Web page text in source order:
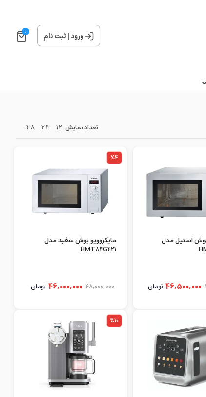
ورود|ثبت نام 0
تعداد نمایش 12
24
48
بوش استیل مدل
46,500,000 تومان
%4
مایکروویو بوش سفید مدل
HMT84G421
48,000,000
46,000,000 تومان
%10